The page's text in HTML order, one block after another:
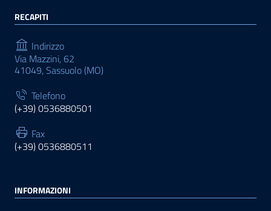
RECAPITI
Indirizzo
Via Mazzini, 62
41049, Sassuolo (MO)
Telefono
(+39) 0536880501
Fax
(+39) 0536880511
INFORMAZIONI